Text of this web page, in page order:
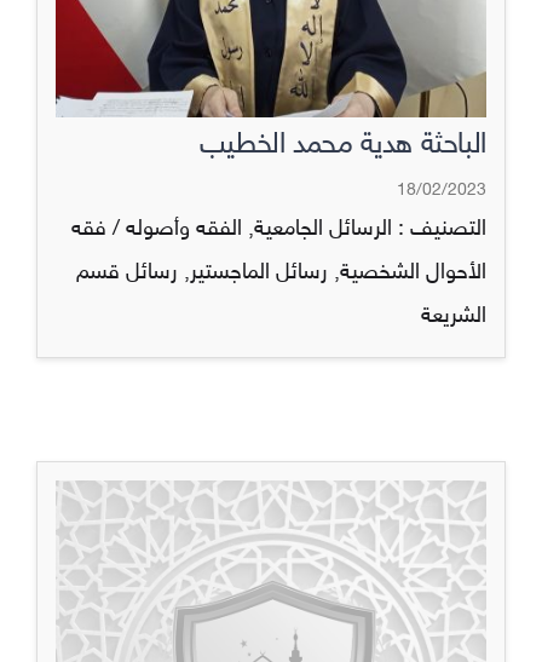
الباحثة هدية محمد الخطيب
18/02/2023
التصنيف : الرسائل الجامعية, الفقه وأصوله / فقه
الأحوال الشخصية, رسائل الماجستير, رسائل قسم
الشريعة